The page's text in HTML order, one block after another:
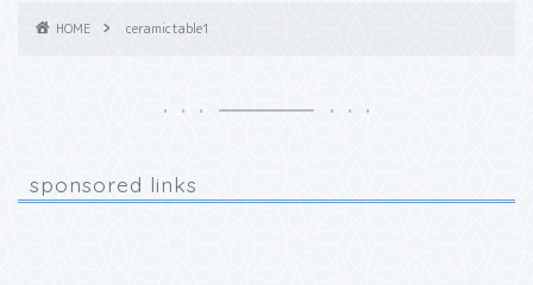
HOME ceramictable1
sponsored links